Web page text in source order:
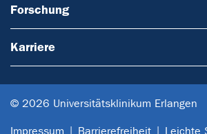
Forschung
Karriere
© 2026 Universitätsklinikum Erlangen
Impressum Barrierefreiheit Leichte